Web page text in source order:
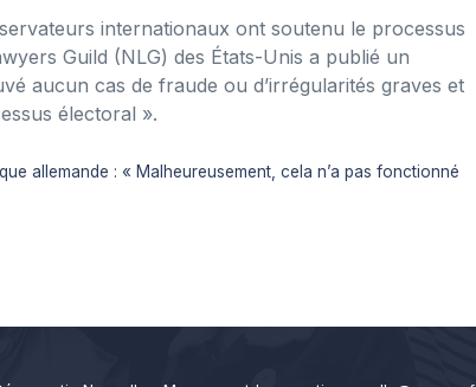
internationaux ont soutenu le processus
Guild (NLG) des États-Unis a publié un
aucun cas de fraude ou d’irrégularités graves et
électoral ».
allemande : « Malheureusement, cela n’a pas fonctionné